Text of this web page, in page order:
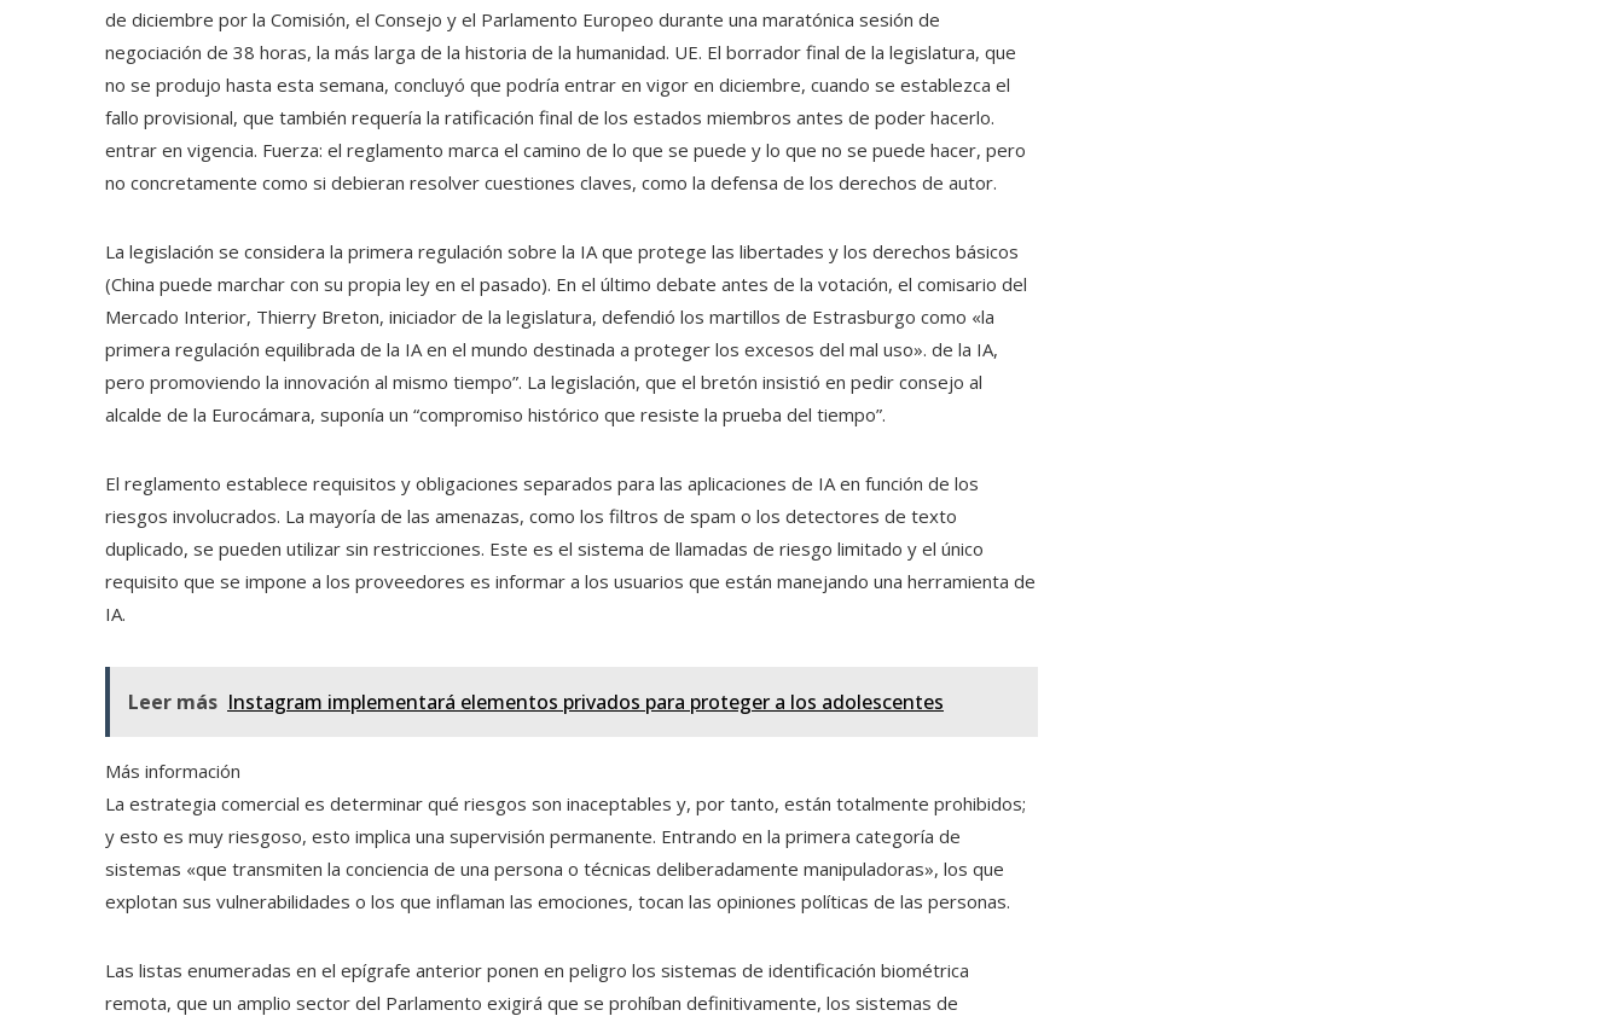
de diciembre por la Comisión, el Consejo y el Parlamento Europeo durante una maratónica sesión de
negociación de 38 horas, la más larga de la historia de la humanidad. UE. El borrador final de la legislatura, que
no se produjo hasta esta semana, concluyó que podría entrar en vigor en diciembre, cuando se establezca el
fallo provisional, que también requería la ratificación final de los estados miembros antes de poder hacerlo.
entrar en vigencia. Fuerza: el reglamento marca el camino de lo que se puede y lo que no se puede hacer, pero
no concretamente como si debieran resolver cuestiones claves, como la defensa de los derechos de autor.
La legislación se considera la primera regulación sobre la IA que protege las libertades y los derechos básicos
(China puede marchar con su propia ley en el pasado). En el último debate antes de la votación, el comisario del
Mercado Interior, Thierry Breton, iniciador de la legislatura, defendió los martillos de Estrasburgo como «la
primera regulación equilibrada de la IA en el mundo destinada a proteger los excesos del mal uso». de la IA,
pero promoviendo la innovación al mismo tiempo”. La legislación, que el bretón insistió en pedir consejo al
alcalde de la Eurocámara, suponía un “compromiso histórico que resiste la prueba del tiempo”.
El reglamento establece requisitos y obligaciones separados para las aplicaciones de IA en función de los
riesgos involucrados. La mayoría de las amenazas, como los filtros de spam o los detectores de texto
duplicado, se pueden utilizar sin restricciones. Este es el sistema de llamadas de riesgo limitado y el único
requisito que se impone a los proveedores es informar a los usuarios que están manejando una herramienta de
IA.
Leer más Instagram implementará elementos privados para proteger a los adolescentes
Más información
La estrategia comercial es determinar qué riesgos son inaceptables y, por tanto, están totalmente prohibidos;
y esto es muy riesgoso, esto implica una supervisión permanente. Entrando en la primera categoría de
sistemas «que transmiten la conciencia de una persona o técnicas deliberadamente manipuladoras», los que
explotan sus vulnerabilidades o los que inflaman las emociones, tocan las opiniones políticas de las personas.
Las listas enumeradas en el epígrafe anterior ponen en peligro los sistemas de identificación biométrica
remota, que un amplio sector del Parlamento exigirá que se prohíban definitivamente, los sistemas de